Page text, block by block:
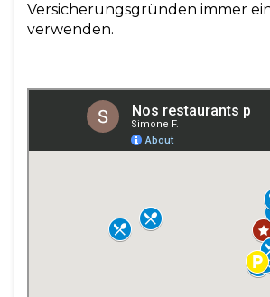
Versicherungsgründen immer
verwenden.